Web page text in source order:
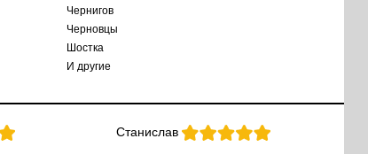
Чернигов
Черновцы
Шостка
И другие
Станислав